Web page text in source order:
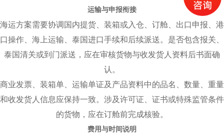
运输与申报衔接
海运方案需要协调国内提货、装箱或入仓、订舱、出口申报、港
口操作、海上运输、泰国进口手续和后续派送。是否包含报关、
泰国清关或到门派送，应在审核货物与收发货人资料后书面确
认。
商业发票、装箱单、运输单证及产品资料中的品名、数量、重量
和收发货人信息应保持一致。涉及许可证、证书或特殊监管条件
的货物，应在订舱前完成核验。
费用与时间说明